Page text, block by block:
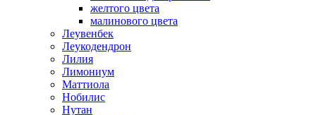
желтого цвета
малинового цвета
Леувенбек
Леукодендрон
Лилия
Лимониум
Маттиола
Нобилис
Нутан